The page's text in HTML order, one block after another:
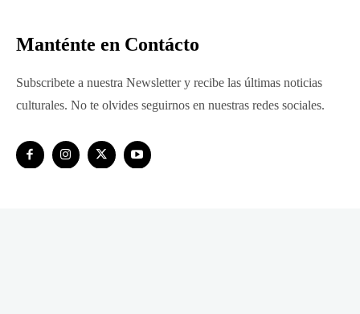
Manténte en Contácto
Subscribete a nuestra Newsletter y recibe las últimas noticias
culturales. No te olvides seguirnos en nuestras redes sociales.